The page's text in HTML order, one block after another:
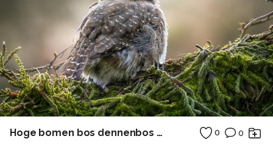
Hoge bomen bos dennenbos Duitsland 0 0